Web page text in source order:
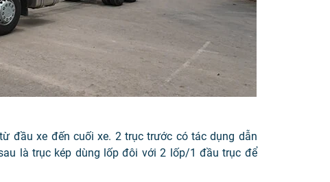
đầu xe đến cuối xe. 2 trục trước có tác dụng dẫn
là trục kép dùng lốp đôi với 2 lốp/1 đầu trục để